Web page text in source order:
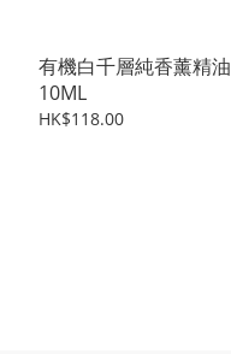
有機白千層純香薰精油
10ML
HK$118.00